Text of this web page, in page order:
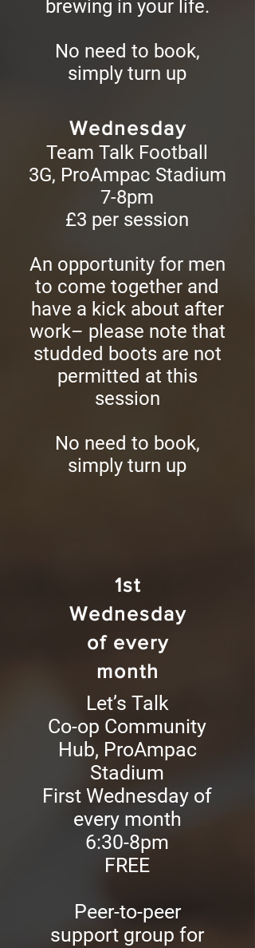
brewing in your life.
No need to book,
simply turn up
Wednesday
Team Talk Football
3G, ProAmpac Stadium
7-8pm
£3 per session
An opportunity for men
to come together and
have a kick about after
work– please note that
studded boots are not
permitted at this
session
No need to book,
simply turn up
1st
Wednesday
of every
month
Let’s Talk
Co-op Community
Hub, ProAmpac
Stadium
First Wednesday of
every month
6:30-8pm
FREE
Peer-to-peer
support group for